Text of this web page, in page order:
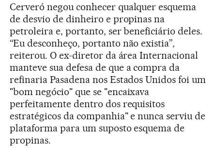
Cerveró negou conhecer qualquer esquema
de desvio de dinheiro e propinas na
petroleira e, portanto, ser beneficiário deles.
“Eu desconheço, portanto não existia”,
reiterou. O ex-diretor da área Internacional
manteve sua defesa de que a compra da
refinaria Pasadena nos Estados Unidos foi um
"bom negócio" que se "encaixava
perfeitamente dentro dos requisitos
estratégicos da companhia" e nunca serviu de
plataforma para um suposto esquema de
propinas.